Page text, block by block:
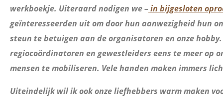
werkboekje. Uiteraard nodigen we –in bijgesloten
geïnteresseerden uit om door hun aanwezigheid hun
steun te betuigen aan de organisatoren en onze
regiocoördinatoren en gewestleiders eens te meer op
mensen te mobiliseren. Vele handen maken immers
Uiteindelijk wil ik ook onze liefhebbers warm maken